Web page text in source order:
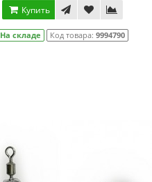
Купить
На складе Код товара:9994790